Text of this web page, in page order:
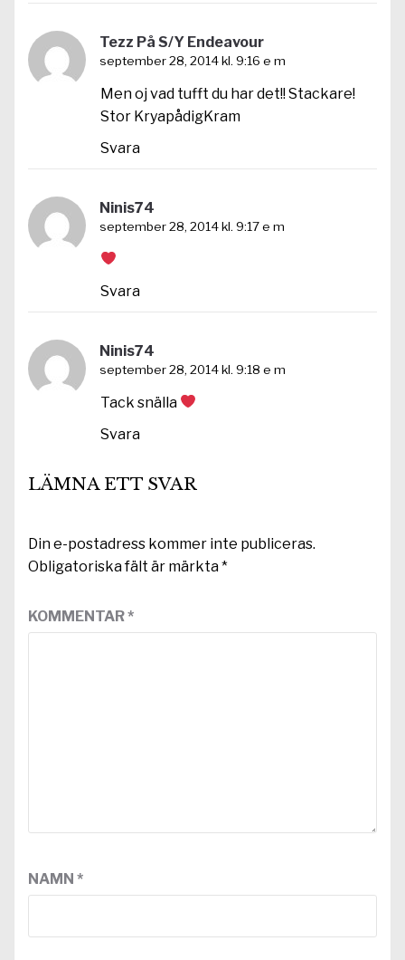
Tezz På S/Y Endeavour
september 28, 2014 kl. 9:16 e m
Men oj vad tufft du har det!! Stackare!
Stor KryapådigKram
Svara
Ninis74
september 28, 2014 kl. 9:17 e m
Svara
Ninis74
september 28, 2014 kl. 9:18 e m
Tack snälla
Svara
LÄMNA ETT SVAR
Din e-postadress kommer inte publiceras.
Obligatoriska fält är märkta*
KOMMENTAR*
NAMN *